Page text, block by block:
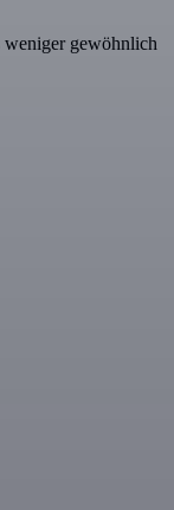
weniger gewöhnlich